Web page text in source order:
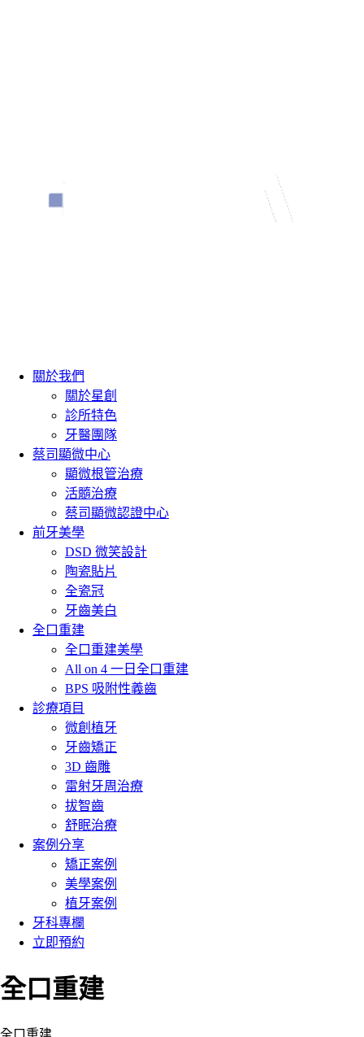
關於我們
關於星創
診所特色
牙醫團隊
蔡司顯微中心
顯微根管治療
活髓治療
蔡司顯微認證中心
前牙美學
DSD 微笑設計
陶瓷貼片
全瓷冠
牙齒美白
全口重建
全口重建美學
All on 4 一日全口重建
BPS 吸附性義齒
診療項目
微創植牙
牙齒矯正
3D 齒雕
雷射牙周治療
拔智齒
舒眠治療
案例分享
矯正案例
美學案例
植牙案例
牙科專欄
立即預約
全口重建
全口重建